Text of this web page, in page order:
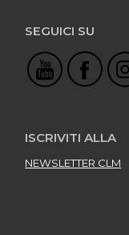
SEGUICI SU
ISCRIVITI ALLA
NEWSLETTER CLM